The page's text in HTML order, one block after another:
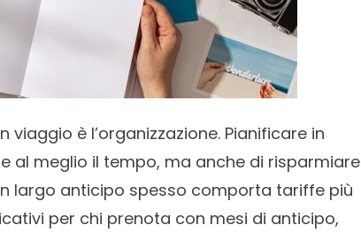
è l’organizzazione. Pianificare in
al meglio il tempo, ma anche di risparmiare
largo anticipo spesso comporta tariffe più
per chi prenota con mesi di anticipo,